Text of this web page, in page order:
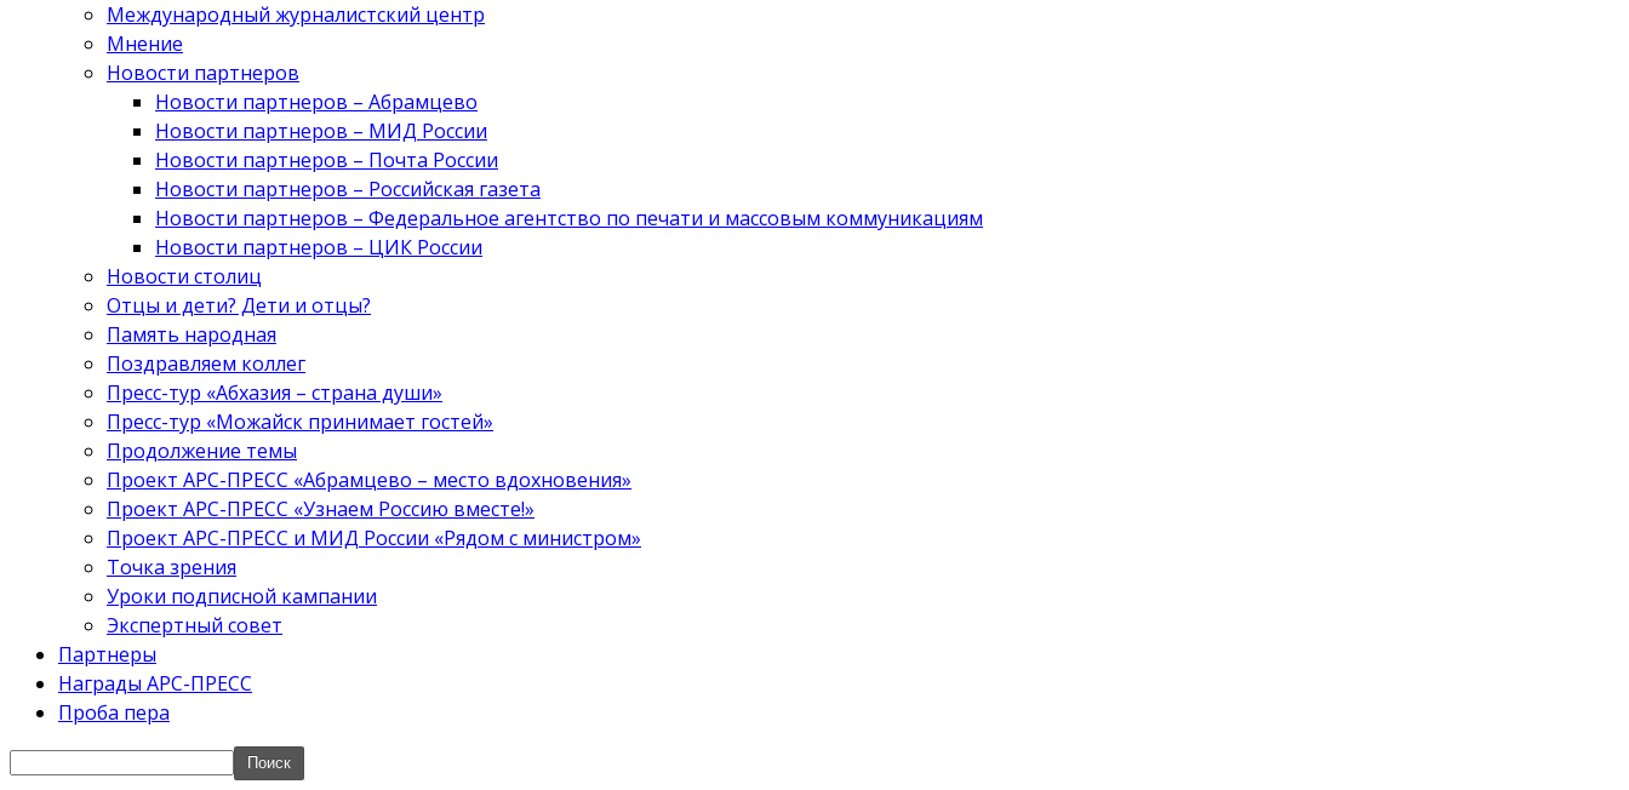
Международный журналистский центр
Мнение
Новости партнеров
Новости партнеров – Абрамцево
Новости партнеров – МИД России
Новости партнеров – Почта России
Новости партнеров – Российская газета
Новости партнеров – Федеральное агентство по печати и массовым коммуникациям
Новости партнеров – ЦИК России
Новости столиц
Отцы и дети? Дети и отцы?
Память народная
Поздравляем коллег
Пресс-тур «Абхазия – страна души»
Пресс-тур «Можайск принимает гостей»
Продолжение темы
Проект АРС-ПРЕСС «Абрамцево – место вдохновения»
Проект АРС-ПРЕСС «Узнаем Россию вместе!»
Проект АРС-ПРЕСС и МИД России «Рядом с министром»
Точка зрения
Уроки подписной кампании
Экспертный совет
Партнеры
Награды АРС-ПРЕСС
Проба пера